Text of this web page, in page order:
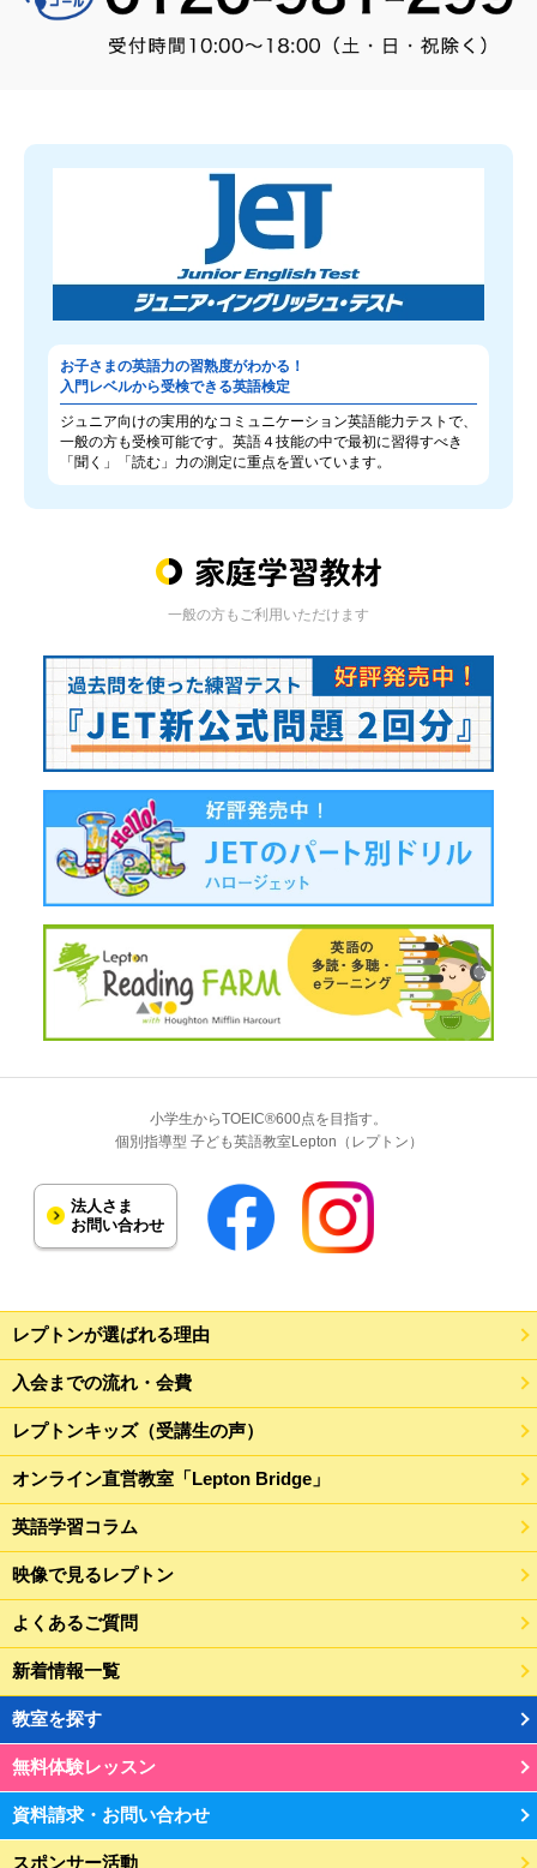
お子さまの英語力の習熟度がわかる！
入門レベルから受検できる英語検定
ジュニア向けの実用的なコミュニケーション英語能力テストで、
一般の方も受検可能です。英語４技能の中で最初に習得すべき
「聞く」「読む」力の測定に重点を置いています。
一般の方もご利用いただけます
小学生からTOEIC®600点を目指す。
個別指導型 子ども英語教室Lepton（レプトン）
法人さま
お問い合わせ
レプトンが選ばれる理由
入会までの流れ・会費
レプトンキッズ（受講生の声）
オンライン直営教室「Lepton Bridge」
英語学習コラム
映像で見るレプトン
よくあるご質問
新着情報一覧
教室を探す
無料体験レッスン
資料請求・お問い合わせ
スポンサー活動